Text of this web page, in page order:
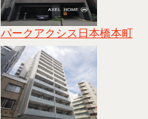
パークアクシス日本橋本町